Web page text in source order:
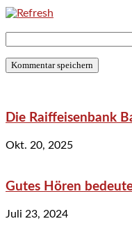
Die Raiffeisenbank
Okt. 20, 2025
Gutes Hören
Juli 23, 2024